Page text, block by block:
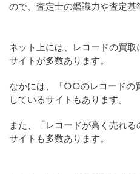
ので、査定士の鑑識力や査定基
ネット上には、レコードの買
サイトが多数あります。
なかには、「○○のレコードの
しているサイトもあります。
また、「レコードが高く売れ
サイトも多数あります。